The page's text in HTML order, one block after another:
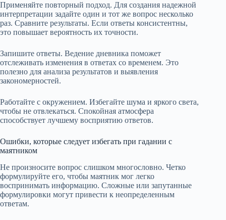
Применяйте повторный подход. Для создания надежной
интерпретации задайте один и тот же вопрос несколько
раз. Сравните результаты. Если ответы консистентны,
это повышает вероятность их точности.
Запишите ответы. Ведение дневника поможет
отслеживать изменения в ответах со временем. Это
полезно для анализа результатов и выявления
закономерностей.
Работайте с окружением. Избегайте шума и яркого света,
чтобы не отвлекаться. Спокойная атмосфера
способствует лучшему восприятию ответов.
Ошибки, которые следует избегать при гадании с
маятником
Не произносите вопрос слишком многословно. Четко
формулируйте его, чтобы маятник мог легко
воспринимать информацию. Сложные или запутанные
формулировки могут привести к неопределенным
ответам.